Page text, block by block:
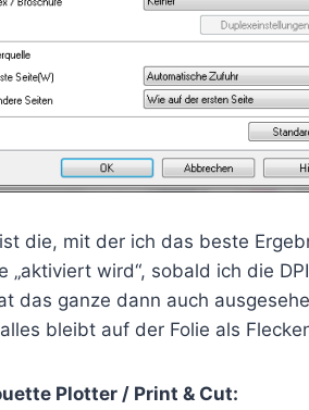
die, mit der ich das beste
„aktiviert wird“, sobald ich die
das ganze dann auch
bleibt auf der Folie als
Plotter / Print & Cut: